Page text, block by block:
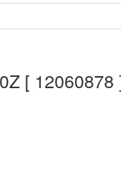
[ 12060878